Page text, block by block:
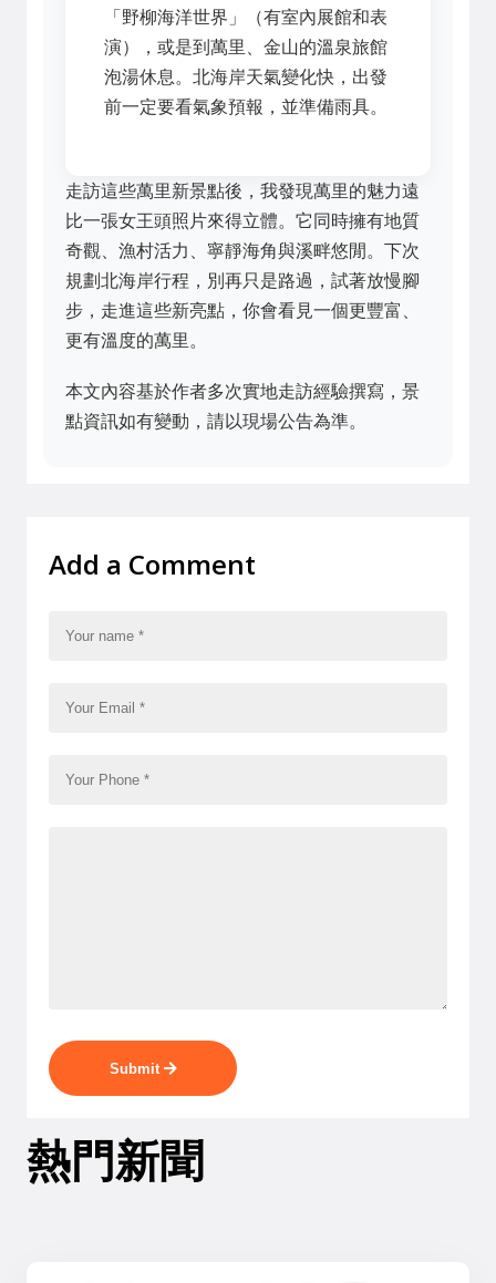
「野柳海洋世界」（有室內展館和表
演），或是到萬里、金山的溫泉旅館
泡湯休息。北海岸天氣變化快，出發
前一定要看氣象預報，並準備雨具。
走訪這些萬里新景點後，我發現萬里的魅力遠
比一張女王頭照片來得立體。它同時擁有地質
奇觀、漁村活力、寧靜海角與溪畔悠閒。下次
規劃北海岸行程，別再只是路過，試著放慢腳
步，走進這些新亮點，你會看見一個更豐富、
更有溫度的萬里。
本文內容基於作者多次實地走訪經驗撰寫，景
點資訊如有變動，請以現場公告為準。
Add a Comment
Submit
熱門新聞